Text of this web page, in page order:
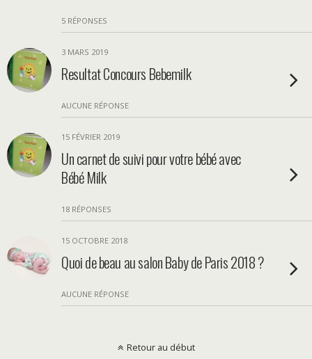
5 RÉPONSES
3 MARS 2019
Resultat Concours Bebemilk
AUCUNE RÉPONSE
15 FÉVRIER 2019
Un carnet de suivi pour votre bébé avec
Bébé Milk
18 RÉPONSES
15 OCTOBRE 2018
Quoi de beau au salon Baby de Paris 2018 ?
AUCUNE RÉPONSE
Retour au début